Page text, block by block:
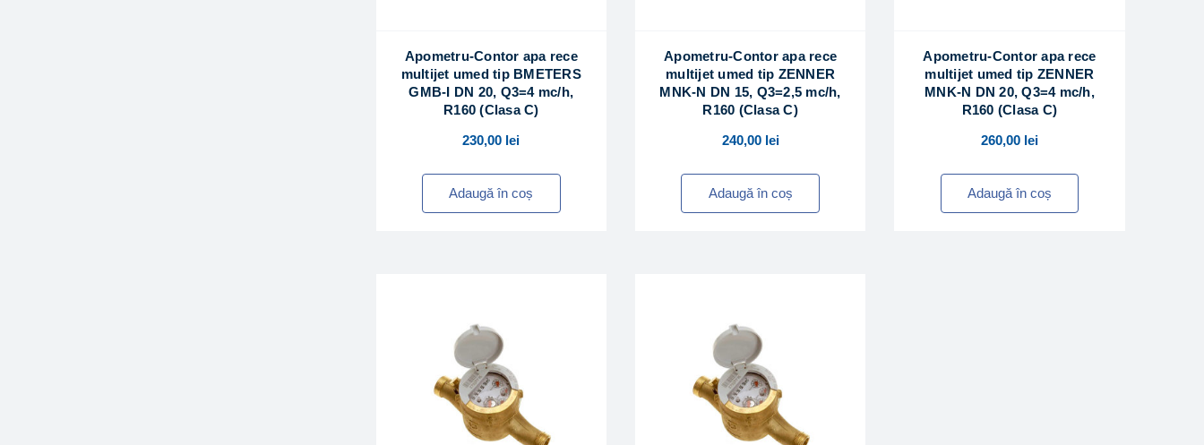
Apometru-Contor apa rece
multijet umed tip BMETERS
GMB-I DN 20, Q3=4 mc/h,
R160 (Clasa C)
230,00 lei
Adaugă în coș
Apometru-Contor apa rece
multijet umed tip ZENNER
MNK-N DN 15, Q3=2,5 mc/h,
R160 (Clasa C)
240,00 lei
Adaugă în coș
Apometru-Contor apa rece
multijet umed tip ZENNER
MNK-N DN 20, Q3=4 mc/h,
R160 (Clasa C)
260,00 lei
Adaugă în coș